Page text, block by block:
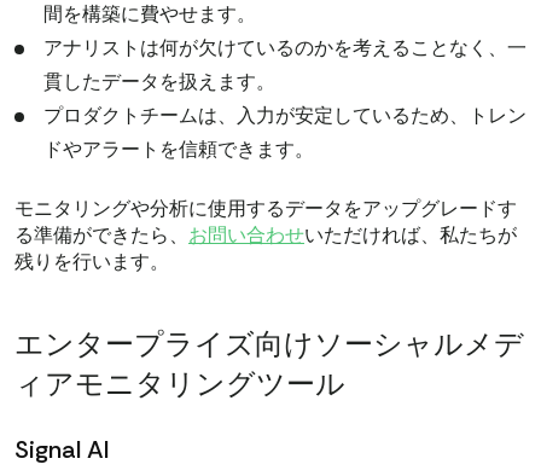
間を構築に費やせます。
アナリストは何が欠けているのかを考えることなく、一
貫したデータを扱えます。
プロダクトチームは、入力が安定しているため、トレン
ドやアラートを信頼できます。
モニタリングや分析に使用するデータをアップグレードす
る準備ができたら、 お問い合わせいただければ、私たちが
残りを行います。
エンタープライズ向けソーシャルメデ
ィアモニタリングツール
Signal AI